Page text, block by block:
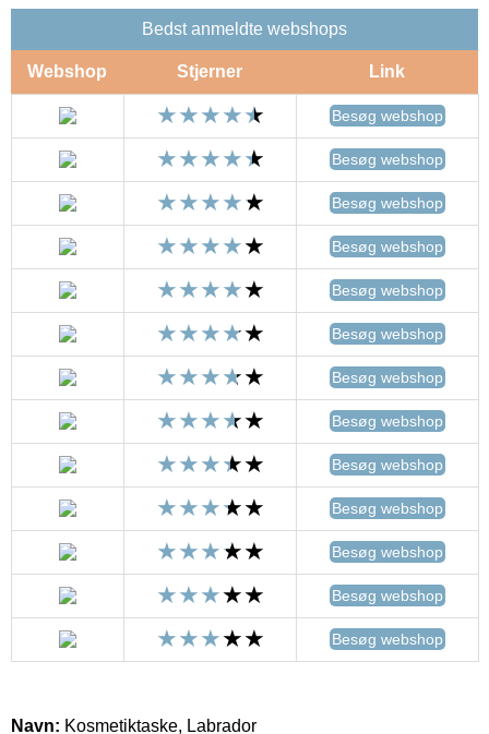
Bedst anmeldte webshops
Webshop Stjerner Link
Besøg webshop
Besøg webshop
Besøg webshop
Besøg webshop
Besøg webshop
Besøg webshop
Besøg webshop
Besøg webshop
Besøg webshop
Besøg webshop
Besøg webshop
Besøg webshop
Besøg webshop
Navn: Kosmetiktaske, Labrador